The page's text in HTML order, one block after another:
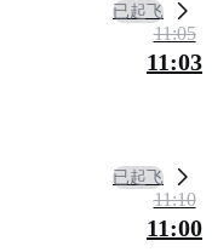
已起飞
11:05
11:03
已起飞
11:10
11:00